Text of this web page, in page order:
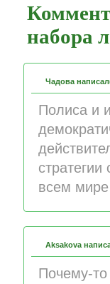
набора
Чадова
Полиса и
всем
Aksakova
Почему-то